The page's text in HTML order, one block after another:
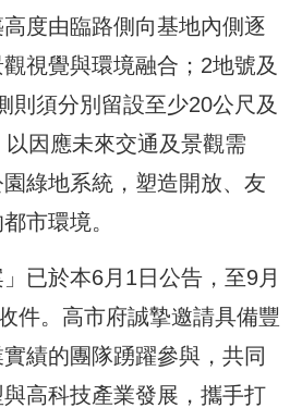
度由臨路側向基地內側逐
視覺與環境融合；2地號及
則須分別留設至少20公尺及
因應未來交通及景觀需
綠地系統，塑造開放、友
市環境。
」已於本6月1日公告，至9月
件。高市府誠摯邀請具備豐
績的團隊踴躍參與，共同
高科技產業發展，攜手打